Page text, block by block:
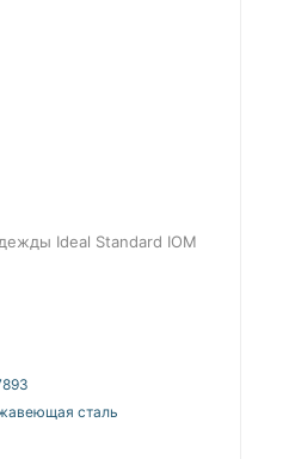
Ideal Standard IOM
сталь